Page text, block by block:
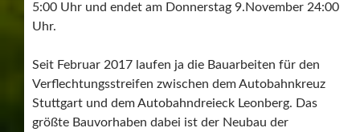
5:00 Uhr und endet am Donnerstag 9.November 24:00
Uhr.
Seit Februar 2017 laufen ja die Bauarbeiten für den
Verflechtungsstreifen zwischen dem Autobahnkreuz
Stuttgart und dem Autobahndreieck Leonberg. Das
größte Bauvorhaben dabei ist der Neubau der